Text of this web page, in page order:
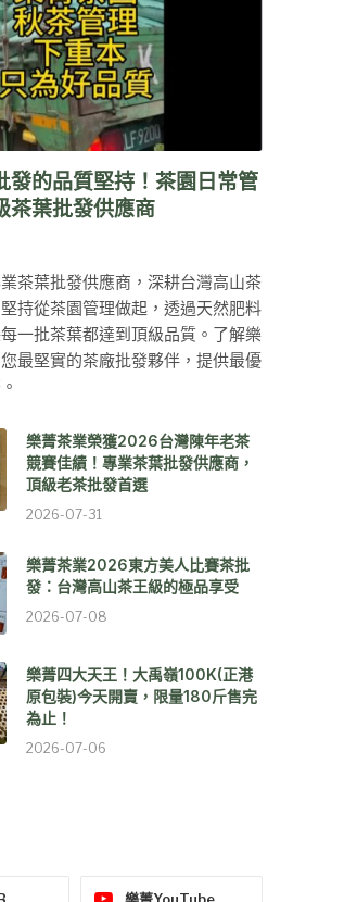
發的品質堅持！茶園日常管
茶葉批發供應商
茶葉批發供應商，深耕台灣高山茶
持從茶園管理做起，透過天然肥料
一批茶葉都達到頂級品質。了解樂
最堅實的茶廠批發夥伴，提供最優
樂菁茶業榮獲2026台灣陳年老茶
競賽佳績！專業茶葉批發供應商，
頂級老茶批發首選
2026-07-31
樂菁茶業2026東方美人比賽茶批
發：台灣高山茶王級的極品享受
2026-07-08
樂菁四大天王！大禹嶺100K(正港
原包裝)今天開賣，限量180斤售完
為止！
2026-07-06
樂菁YouTube